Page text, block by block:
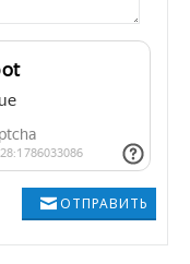
ОТПРАВИТЬ